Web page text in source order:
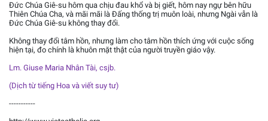
Đức Chúa Giê-su hôm qua chịu đau khổ và bị giết, hôm nay ngự bên hữu
Thiên Chúa Cha, và mãi mãi là Đấng thống trị muôn loài, nhưng Ngài vẫn là
Đức Chúa Giê-su không thay đổi.
Không thay đổi tâm hồn, nhưng làm cho tâm hồn thích ứng với cuộc sống
hiện tại, đo chính là khuôn mặt thật của người truyền giáo vậy.
Lm. Giuse Maria Nhân Tài, csjb.
(Dịch từ tiếng Hoa và viết suy tư)
-----------